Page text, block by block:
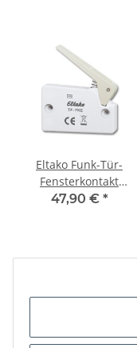
Eltako Funk-Tür-
Fensterkontakt
batterielos FTKE-rw,
47,90 € *